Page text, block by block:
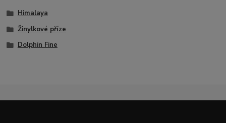
Himalaya
Žinylkové příze
Dolphin Fine